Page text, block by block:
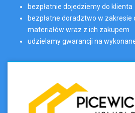
bezpłatnie dojedziemy do klienta
bezpłatne doradztwo w zakresie
materiałów wraz z ich zakupem
udzielamy gwarancji na